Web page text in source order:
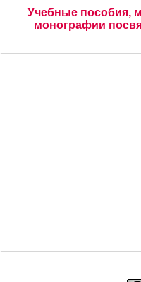
Учебные пособия,
монографии